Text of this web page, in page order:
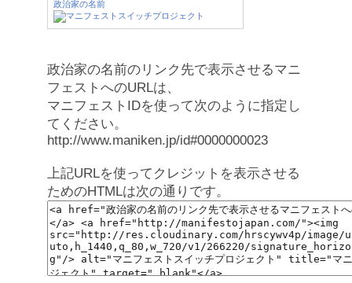
政治家の名前
政治家の名前のリンク先で表示させるマニ
フェストへのURLは、
マニフェストIDを使って次のように指定し
てください。
http://www.maniken.jp/id#0000000023
上記URLを使ってクレジットを表示させる
ためのHTMLは次の通りです。